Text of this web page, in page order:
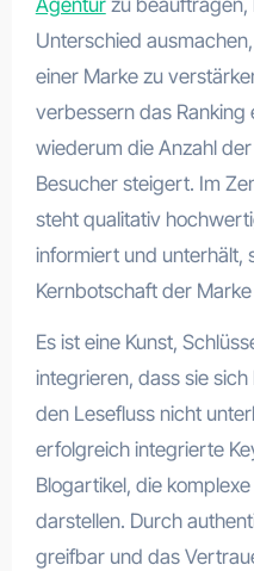
Agenturzu beauftragen,
Unterschied
einer Marke zu
verbessern das Ranking
wiederum die Anzahl
Besucher steigert. Im
steht qualitativ
informiert und unterhält,
Kernbotschaft der
Es ist eine Kunst,
integrieren, dass sie
den Lesefluss nicht
erfolgreich integrierte
Blogartikel, die
darstellen. Durch
greifbar und das